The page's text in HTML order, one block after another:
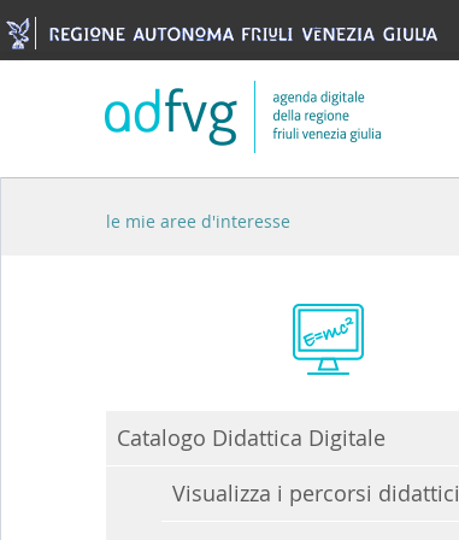
Skip to Content
le mie aree d'interesse
Catalogo Didattica Digitale
Visualizza i percorsi didattici